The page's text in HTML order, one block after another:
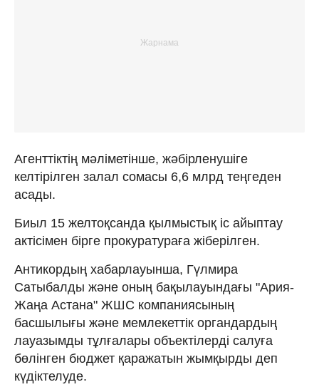
Агенттіктің мәліметінше, жәбірленушіге
келтірілген залал сомасы 6,6 млрд теңгеден
асады.
Биыл 15 желтоқсанда қылмыстық іс айыптау
актісімен бірге прокуратураға жіберілген.
Антикордың хабарлауынша, Гүлмира
Сатыбалды және оның бақылауындағы "Ария-
Жаңа Астана" ЖШС компаниясының
басшылығы және мемлекеттік органдардың
лауазымды тұлғалары объектілерді салуға
бөлінген бюджет қаражатын жымқырды деп
күдіктелуде.